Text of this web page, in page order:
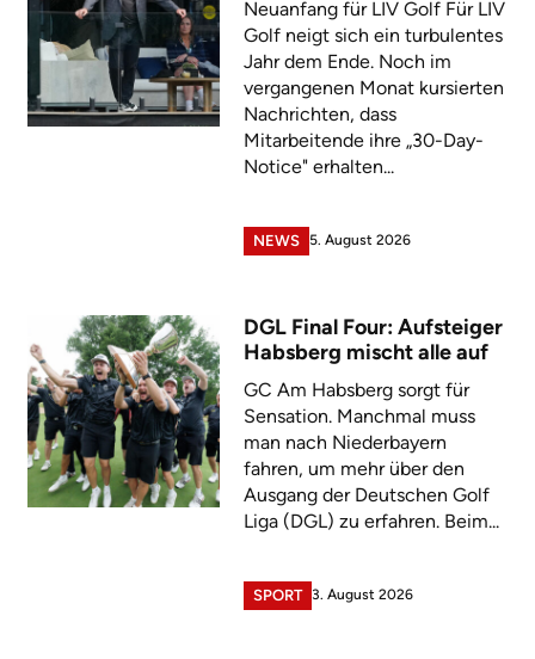
Neuanfang für LIV Golf Für LIV
Golf neigt sich ein turbulentes
Jahr dem Ende. Noch im
vergangenen Monat kursierten
Nachrichten, dass
Mitarbeitende ihre „30-Day-
Notice" erhalten...
NEWS 5. August 2026
DGL Final Four: Aufsteiger
Habsberg mischt alle auf
GC Am Habsberg sorgt für
Sensation. Manchmal muss
man nach Niederbayern
fahren, um mehr über den
Ausgang der Deutschen Golf
Liga (DGL) zu erfahren. Beim...
SPORT 3. August 2026